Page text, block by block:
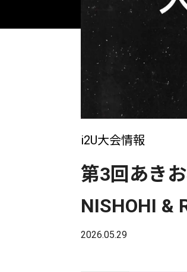
i2U大会情報
第3回あき
NISHOHI &
2026.05.29